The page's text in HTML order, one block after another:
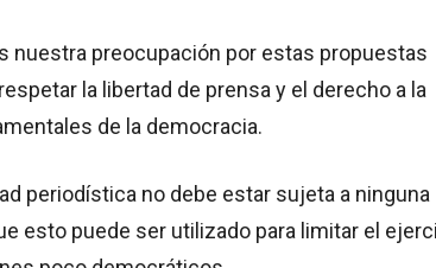
nuestra preocupación por estas propuestas
la libertad de prensa y el derecho a la
de la democracia.
periodística no debe estar sujeta a ninguna
esto puede ser utilizado para limitar el